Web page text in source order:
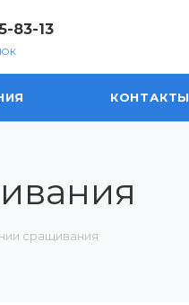
83-13
КОНТАКТЫ
сращивания